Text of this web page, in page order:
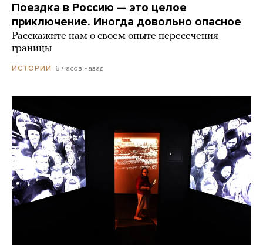
Поездка в Россию — это целое
приключение. Иногда довольно опасное
Расскажите нам о своем опыте пересечения
границы
ИСТОРИИ 6 часов назад